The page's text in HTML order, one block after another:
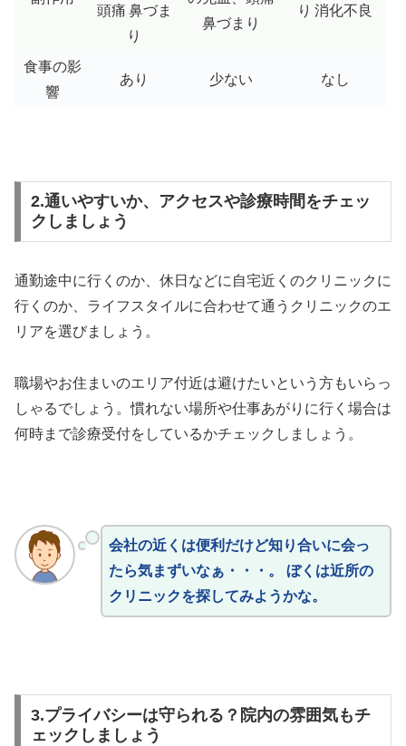
頭痛 鼻づま
り
鼻づまり
り 消化不良
食事の影
響
あり 少ない なし
2.通いやすいか、アクセスや診療時間をチェッ
クしましょう
通勤途中に行くのか、休日などに自宅近くのクリニックに
行くのか、ライフスタイルに合わせて通うクリニックのエ
リアを選びましょう。
職場やお住まいのエリア付近は避けたいという方もいらっ
しゃるでしょう。慣れない場所や仕事あがりに行く場合は
何時まで診療受付をしているかチェックしましょう。
会社の近くは便利だけど知り合いに会っ
たら気まずいなぁ・・・。 ぼくは近所の
クリニックを探してみようかな。
3.プライバシーは守られる？院内の雰囲気もチ
ェックしましょう